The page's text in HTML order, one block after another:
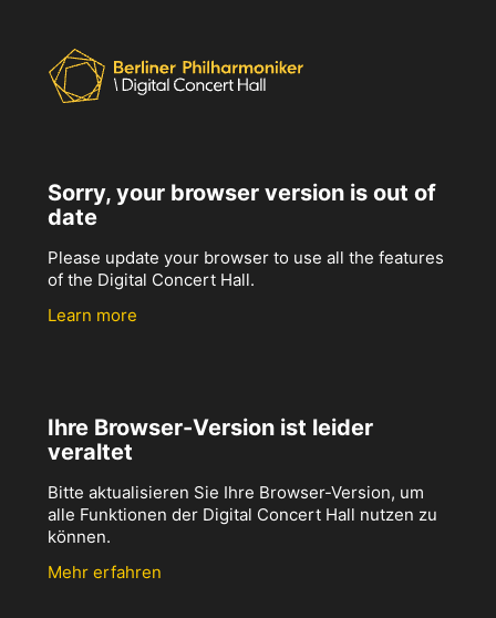
Sorry, your browser version is out of
date
Please update your browser to use all the features
of the Digital Concert Hall.
Learn more
Ihre Browser-Version ist leider
veraltet
Bitte aktualisieren Sie Ihre Browser-Version, um
alle Funktionen der Digital Concert Hall nutzen zu
können.
Mehr erfahren